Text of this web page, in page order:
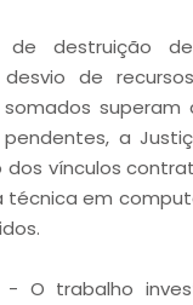
de destruição
de
superam
a
vínculos
técnica em
- O trabalho